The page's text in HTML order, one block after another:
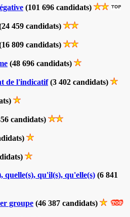
(101 696 candidats)
459 candidats)
809 candidats)
(48 696 candidats)
de l'indicatif(3 402 candidats)
candidats)
quelle(s), qu'il(s), qu'elle(s) (6 841
groupe (46 387 candidats)